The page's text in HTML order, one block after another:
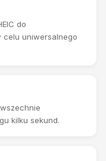
do
celu uniwersalnego
kilku sekund.